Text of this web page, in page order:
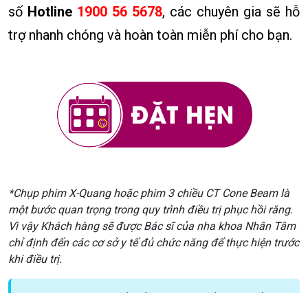
số Hotline 1900 56 5678, các chuyên gia sẽ hỗ
trợ nhanh chóng và hoàn toàn miễn phí cho bạn.
*Chụp phim X-Quang hoặc phim 3 chiều CT Cone Beam là
một bước quan trọng trong quy trình điều trị phục hồi răng.
Vì vậy Khách hàng sẽ được Bác sĩ của nha khoa Nhân Tâm
chỉ định đến các cơ sở y tế đủ chức năng để thực hiện trước
khi điều trị.